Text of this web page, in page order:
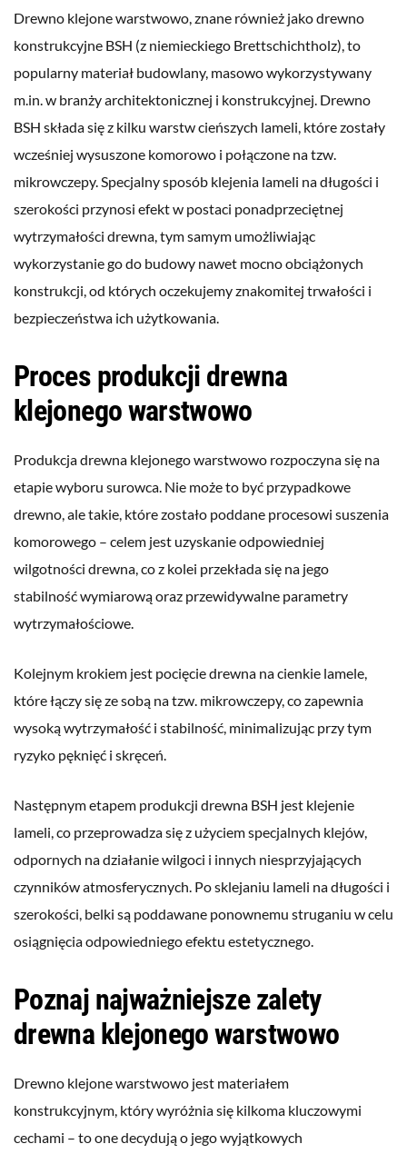
Drewno klejone warstwowo, znane również jako drewno
konstrukcyjne BSH (z niemieckiego Brettschichtholz), to
popularny materiał budowlany, masowo wykorzystywany
m.in. w branży architektonicznej i konstrukcyjnej. Drewno
BSH składa się z kilku warstw cieńszych lameli, które zostały
wcześniej wysuszone komorowo i połączone na tzw.
mikrowczepy. Specjalny sposób klejenia lameli na długości i
szerokości przynosi efekt w postaci ponadprzeciętnej
wytrzymałości drewna, tym samym umożliwiając
wykorzystanie go do budowy nawet mocno obciążonych
konstrukcji, od których oczekujemy znakomitej trwałości i
bezpieczeństwa ich użytkowania.
Proces produkcji drewna
klejonego warstwowo
Produkcja drewna klejonego warstwowo rozpoczyna się na
etapie wyboru surowca. Nie może to być przypadkowe
drewno, ale takie, które zostało poddane procesowi suszenia
komorowego – celem jest uzyskanie odpowiedniej
wilgotności drewna, co z kolei przekłada się na jego
stabilność wymiarową oraz przewidywalne parametry
wytrzymałościowe.
Kolejnym krokiem jest pocięcie drewna na cienkie lamele,
które łączy się ze sobą na tzw. mikrowczepy, co zapewnia
wysoką wytrzymałość i stabilność, minimalizując przy tym
ryzyko pęknięć i skręceń.
Następnym etapem produkcji drewna BSH jest klejenie
lameli, co przeprowadza się z użyciem specjalnych klejów,
odpornych na działanie wilgoci i innych niesprzyjających
czynników atmosferycznych. Po sklejaniu lameli na długości i
szerokości, belki są poddawane ponownemu struganiu w celu
osiągnięcia odpowiedniego efektu estetycznego.
Poznaj najważniejsze zalety
drewna klejonego warstwowo
Drewno klejone warstwowo jest materiałem
konstrukcyjnym, który wyróżnia się kilkoma kluczowymi
cechami – to one decydują o jego wyjątkowych